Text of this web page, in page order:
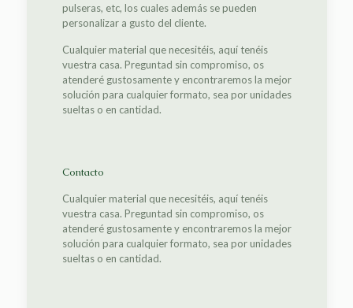
pulseras, etc, los cuales además se pueden
personalizar a gusto del cliente.
Cualquier material que necesitéis, aquí tenéis
vuestra casa. Preguntad sin compromiso, os
atenderé gustosamente y encontraremos la mejor
solución para cualquier formato, sea por unidades
sueltas o en cantidad.
Contacto
Cualquier material que necesitéis, aquí tenéis
vuestra casa. Preguntad sin compromiso, os
atenderé gustosamente y encontraremos la mejor
solución para cualquier formato, sea por unidades
sueltas o en cantidad.